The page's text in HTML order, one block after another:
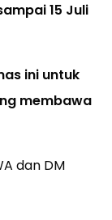
15 Juli
ini untuk
membawa
dan DM